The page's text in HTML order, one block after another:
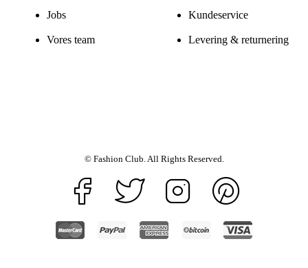
Jobs
Vores team
Kundeservice
Levering & returnering
© Fashion Club. All Rights Reserved.